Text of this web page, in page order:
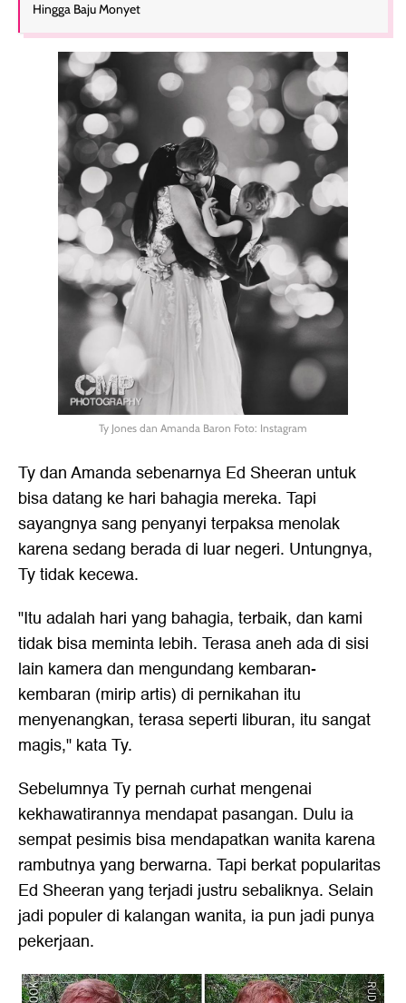
Hingga Baju Monyet
Ty Jones dan Amanda Baron Foto: Instagram
Ty dan Amanda sebenarnya Ed Sheeran untuk
bisa datang ke hari bahagia mereka. Tapi
sayangnya sang penyanyi terpaksa menolak
karena sedang berada di luar negeri. Untungnya,
Ty tidak kecewa.
"Itu adalah hari yang bahagia, terbaik, dan kami
tidak bisa meminta lebih. Terasa aneh ada di sisi
lain kamera dan mengundang kembaran-
kembaran (mirip artis) di pernikahan itu
menyenangkan, terasa seperti liburan, itu sangat
magis," kata Ty.
Sebelumnya Ty pernah curhat mengenai
kekhawatirannya mendapat pasangan. Dulu ia
sempat pesimis bisa mendapatkan wanita karena
rambutnya yang berwarna. Tapi berkat popularitas
Ed Sheeran yang terjadi justru sebaliknya. Selain
jadi populer di kalangan wanita, ia pun jadi punya
pekerjaan.